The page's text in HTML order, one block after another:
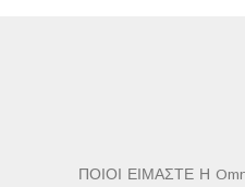
ΠΟΙΟΙ ΕΙΜΑΣΤΕ Η